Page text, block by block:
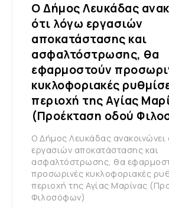
Ο Δήμος Λευκάδας
ότι λόγω εργασιών
αποκατάστασης και
ασφαλτόστρωσης, θα
εφαρμοστούν
κυκλοφοριακές
περιοχή της Αγίας
(Προέκταση οδού
Ο Δήμος Λευκάδας ανακοινώνει
εργασιών αποκατάστασης και
ασφαλτόστρωσης, θα
προσωρινές κυκλοφοριακές
περιοχή της Αγίας Μαρίνας
Φιλοσόφων)